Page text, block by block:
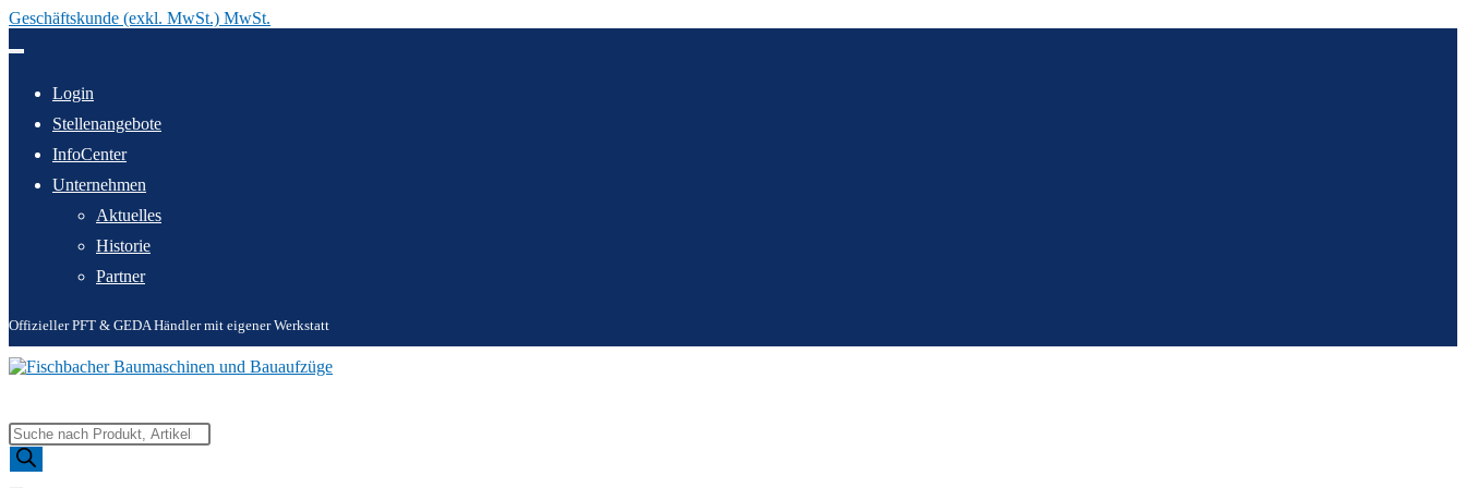
Geschäftskunde (exkl. MwSt.) MwSt.
Inhalt
Login
Stellenangebote
InfoCenter
Unternehmen
Aktuelles
Historie
Partner
Offizieller PFT & GEDA Händler mit eigener Werkstatt
Products
search